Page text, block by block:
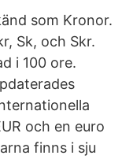
som Kronor.
Sk, och Skr.
i 100 ore.
och en euro
finns i sju